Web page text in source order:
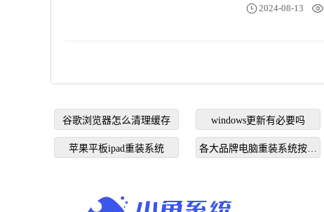
2024-08-13
谷歌浏览器怎么清理缓存 windows更新有必要吗
苹果平板ipad重装系统
各大品牌电脑重装系统按哪